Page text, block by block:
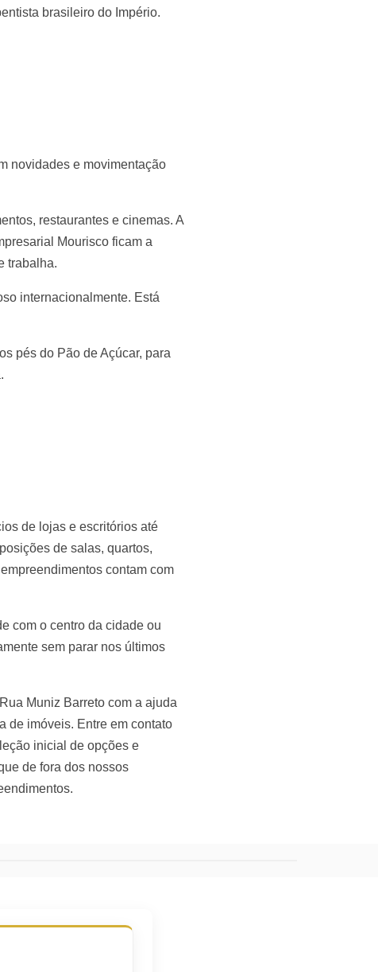
brasileiro do Império.
novidades e movimentação
restaurantes e cinemas. A
Mourisco ficam a
trabalha.
internacionalmente. Está
pés do Pão de Açúcar, para
de lojas e escritórios até
de salas, quartos,
contam com
com o centro da cidade ou
sem parar nos últimos
Muniz Barreto com a ajuda
de imóveis. Entre em contato
inicial de opções e
de fora dos nossos